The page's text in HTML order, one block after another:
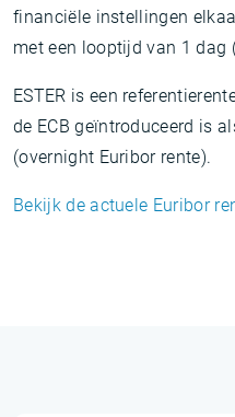
financiële instellingen
met een looptijd van 1 dag
ESTER is een
de ECB geïntroduceerd is
(overnight Euribor rente).
Bekijk de actuele Euribor